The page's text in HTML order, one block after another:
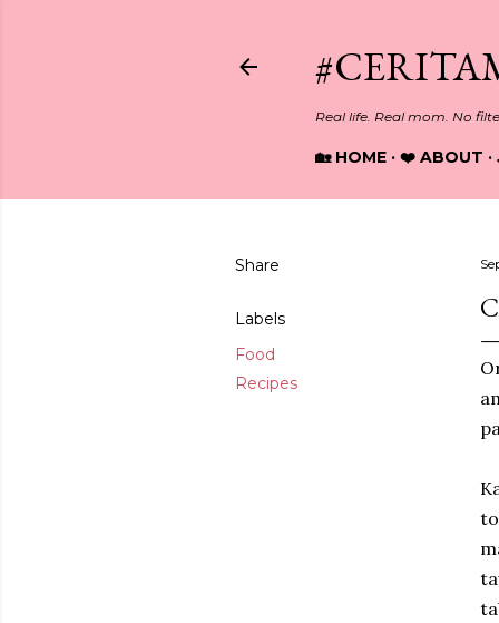
Real life. Real mom. No
🏡 HOME ❤️ ABOUT
Share
Labels
Food
Recipes